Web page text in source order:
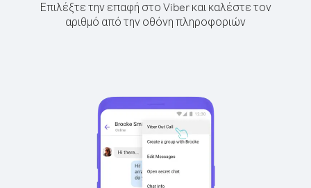
Επιλέξτε την επαφή στο Viber και καλέστε τον
αριθμό από την οθόνη πληροφοριών